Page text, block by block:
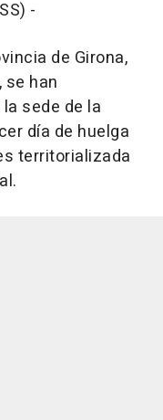
-
de Girona,
se han
sede de la
día de huelga
territorializada